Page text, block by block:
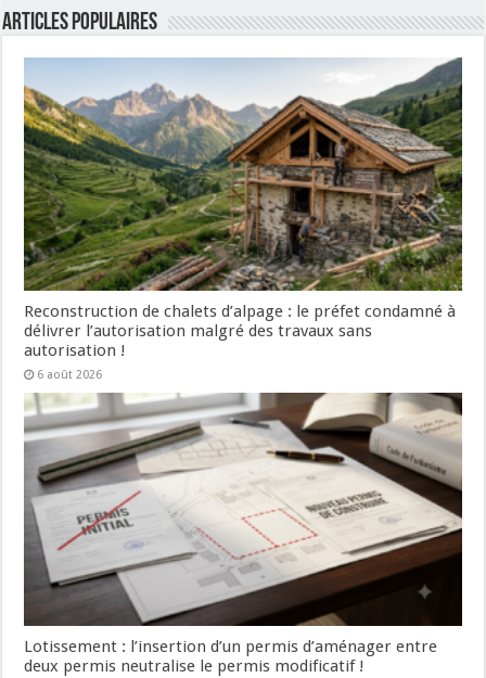
Articles populaires
Reconstruction de chalets d’alpage : le préfet condamné à
délivrer l’autorisation malgré des travaux sans
autorisation !
6 août 2026
Lotissement : l’insertion d’un permis d’aménager entre
deux permis neutralise le permis modificatif !